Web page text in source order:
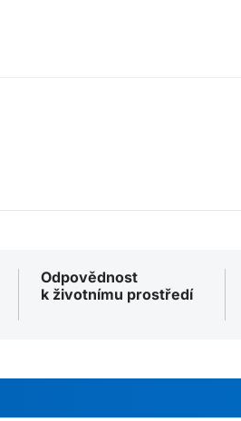
Odpovědnost
k životnímu prostředí